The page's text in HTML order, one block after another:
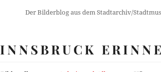
Der Bilderblog aus dem Stadtarchiv/
INNSBRUCK